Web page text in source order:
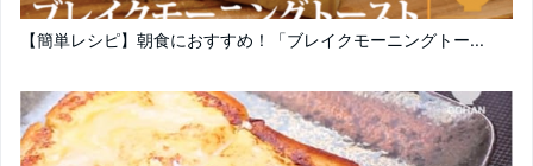
【簡単レシピ】朝食におすすめ！「ブレイクモーニングトー...